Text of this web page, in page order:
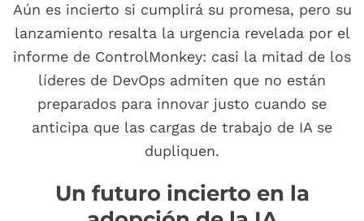
Aún es incierto si cumplirá su promesa, pero su
lanzamiento resalta la urgencia revelada por el
informe de ControlMonkey: casi la mitad de los
líderes de DevOps admiten que no están
preparados para innovar justo cuando se
anticipa que las cargas de trabajo de IA se
dupliquen.
Un futuro incierto en la